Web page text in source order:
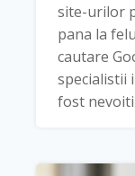
site-urilor
pana la
cautare
specialistii
fost